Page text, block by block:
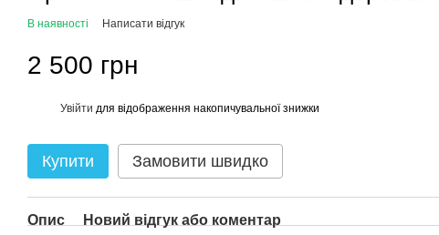
В наявності Написати відгук
2 500 грн
Увійти для відображення накопичувальної знижки
Купити Замовити швидко
Опис
Новий відгук або коментар